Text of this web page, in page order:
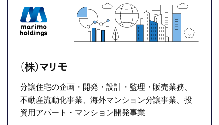
(株)マリモ
分譲住宅の企画・開発・設計・監理・販売業務、
不動産流動化事業、海外マンション分譲事業、投
資用アパート・マンション開発事業